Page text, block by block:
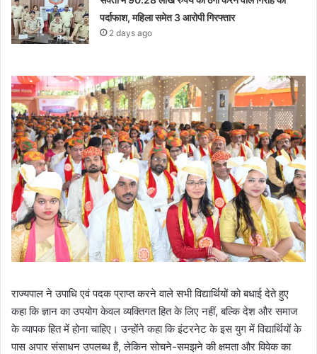
पर्दाफाश, महिला समेत 3 आरोपी गिरफ्तार
2 days ago
राज्यपाल ने उपाधि एवं पदक प्राप्त करने वाले सभी विद्यार्थियों को बधाई देते हुए
कहा कि ज्ञान का उपयोग केवल व्यक्तिगत हित के लिए नहीं, बल्कि देश और समाज
के व्यापक हित में होना चाहिए। उन्होंने कहा कि इंटरनेट के इस युग में विद्यार्थियों के
पास अपार संसाधन उपलब्ध हैं, लेकिन सोचने-समझने की क्षमता और विवेक का